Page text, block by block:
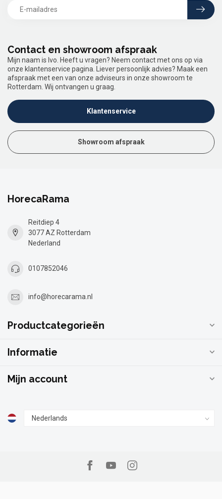
Contact en showroom afspraak
Mijn naam is Ivo. Heeft u vragen? Neem contact met ons op via
onze klantenservice pagina. Liever persoonlijk advies? Maak een
afspraak met een van onze adviseurs in onze showroom te
Rotterdam. Wij ontvangen u graag.
Klantenservice
Showroom afspraak
HorecaRama
Reitdiep 4
3077 AZ Rotterdam
Nederland
0107852046
info@horecarama.nl
Productcategorieën
Informatie
Mijn account